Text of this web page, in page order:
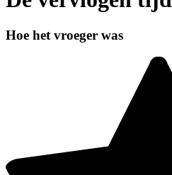
Hoe het vroeger was